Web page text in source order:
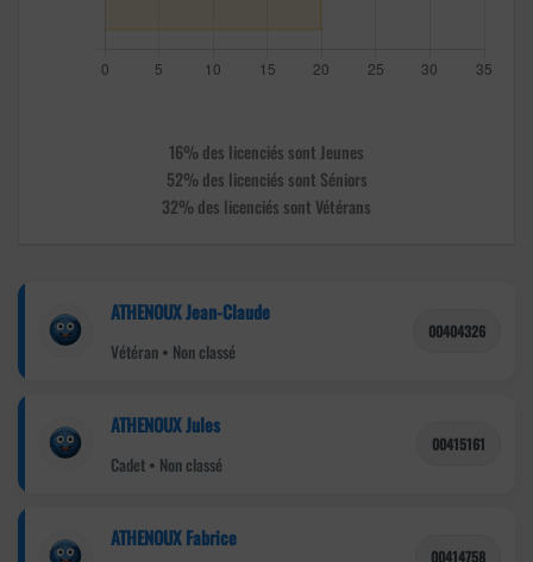
16% des licenciés sont Jeunes
52% des licenciés sont Séniors
32% des licenciés sont Vétérans
ATHENOUX Jean-Claude
Vétéran • Non classé
00404326
ATHENOUX Jules
Cadet • Non classé
00415161
ATHENOUX Fabrice
00414758